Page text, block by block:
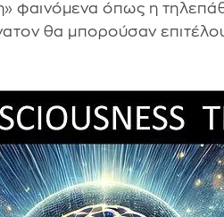
φαινόμενα όπως η
θα μπορούσαν